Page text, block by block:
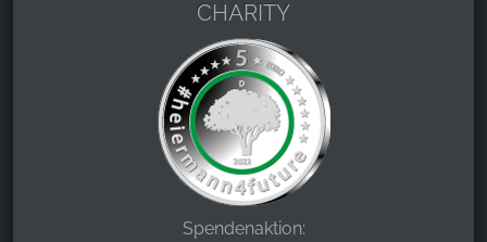
CHARITY
Spendenaktion: